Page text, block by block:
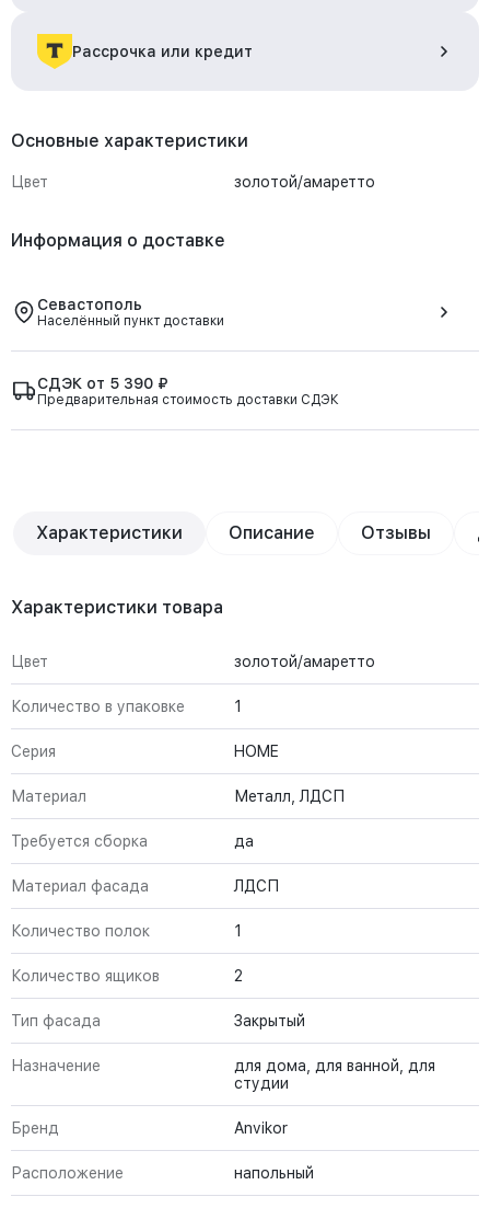
Рассрочка или кредит
Основные характеристики
Цвет золотой/амаретто
Информация о доставке
Севастополь
Населённый пункт доставки
СДЭК от 5 390 ₽
Предварительная стоимость доставки СДЭК
Характеристики Описание Отзывы
Характеристики товара
Цвет золотой/амаретто
Количество в упаковке 1
Серия HOME
Материал Металл, ЛДСП
Требуется сборка да
Материал фасада ЛДСП
Количество полок 1
Количество ящиков 2
Тип фасада Закрытый
Назначение
для дома, для ванной, для
студии
Бренд Anvikor
Расположение напольный